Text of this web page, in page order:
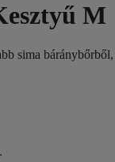
M
sima báránybőrből,